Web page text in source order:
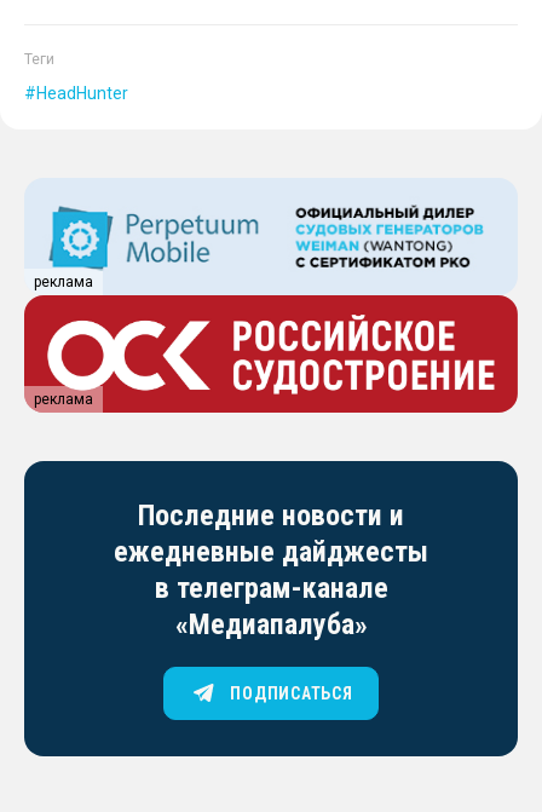
Теги
HeadHunter
реклама
реклама
Последние новости и
ежедневные дайджесты
в телеграм-канале
«Медиапалуба»
ПОДПИСАТЬСЯ